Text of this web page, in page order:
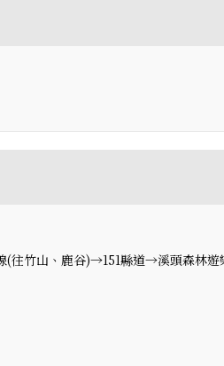
竹山、鹿谷)→151縣道→溪頭森林遊